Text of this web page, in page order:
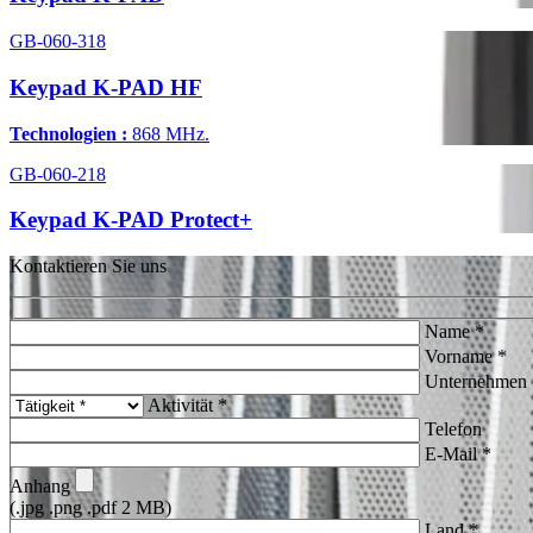
GB-060-318
Keypad K-PAD HF
Technologien : 868 MHz.
GB-060-218
Keypad K-PAD Protect+
Kontaktieren Sie uns
Name *
Vorname *
Unternehmen
Aktivität *
Telefon
E-Mail *
Anhang
(.jpg .png .pdf 2 MB)